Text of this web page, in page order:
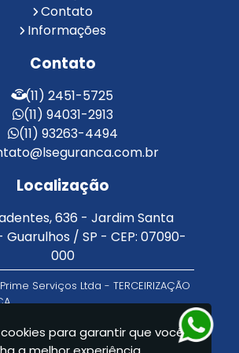
Terceirizado
e Limpeza
e Portaria
Facilities
Portaria
Contato
Informações
Contato
(11) 2451-5725
(11) 94031-2913
(11) 93263-4494
Localização
636 - Jardim Santa
Guarulhos / SP - CEP: 07090-
000
Serviços Ltda - TERCEIRIZAÇÃO
para garantir que você